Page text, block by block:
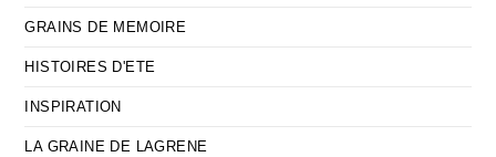
GRAINS DE MEMOIRE
HISTOIRES D'ETE
INSPIRATION
LA GRAINE DE LAGRENE